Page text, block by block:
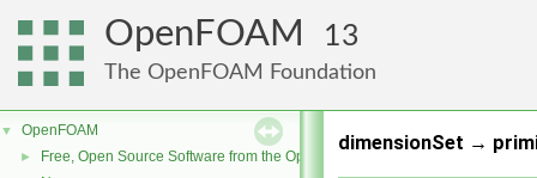
OpenFOAM 13
The OpenFOAM Foundation
▼ OpenFOAM
► Free, Open Source Software from the OpenFOAM Foundation
dimensionSet →